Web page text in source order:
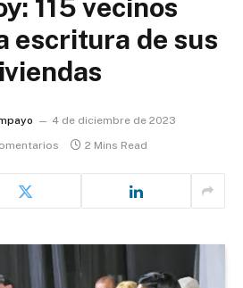
115 vecinos
escritura de sus
4 de diciembre de 2023
2 Mins Read